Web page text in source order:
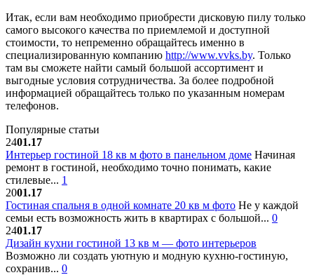
Итак, если вам необходимо приобрести дисковую пилу только
самого высокого качества по приемлемой и доступной
стоимости, то непременно обращайтесь именно в
специализированную компанию http://www.vvks.by. Только
там вы сможете найти самый большой ассортимент и
выгодные условия сотрудничества. За более подробной
информацией обращайтесь только по указанным номерам
телефонов.
Популярные статьи
2401.17
Интерьер гостиной 18 кв м фото в панельном доме Начиная
ремонт в гостиной, необходимо точно понимать, какие
стилевые... 1
2001.17
Гостиная спальня в одной комнате 20 кв м фото Не у каждой
семьи есть возможность жить в квартирах с большой... 0
2401.17
Дизайн кухни гостиной 13 кв м — фото интерьеров
Возможно ли создать уютную и модную кухню-гостиную,
сохранив... 0